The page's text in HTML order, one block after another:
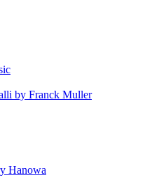
by Franck Muller
Hanowa